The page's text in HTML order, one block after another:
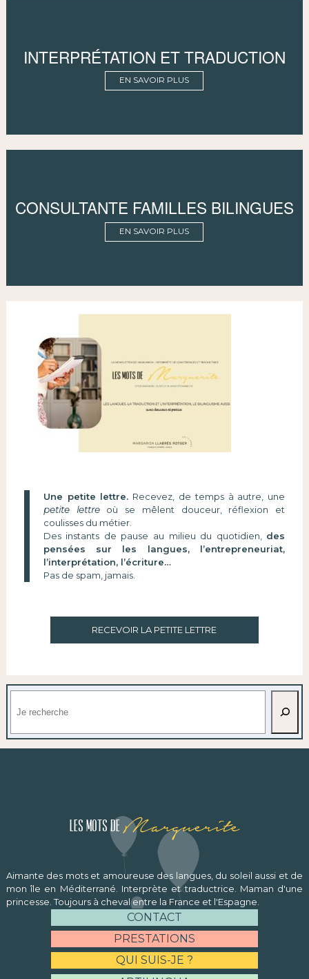
INTERPRÉTATION ET TRADUCTION
EN SAVOIR PLUS
CONSULTANTE FAMILLES BILINGUES
EN SAVOIR PLUS
Une petite lettre. Recevez, de temps à autre, une
petite lettreoù se mêlent douceur, réflexion et
coulisses du métier.
Des instants de pause au milieu du quotidien, des
pensées sur les langues, l’entrepreneuriat,
l’interprétation, l’écriture…
Pas de spam, jamais.
RECEVOIR LA PETITE LETTRE
Les mots de Marguerite
Aimante des mots et amoureuse des langues, du soleil aussi et de
mon île en Méditerrané. Interprète et traductrice. Maman d'une
princesse. Toujours à cheval entre la France et l'Espagne.
CONTACT
PRESTATIONS
QUI SUIS-JE ?